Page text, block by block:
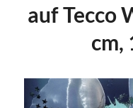
auf Tecco
cm,